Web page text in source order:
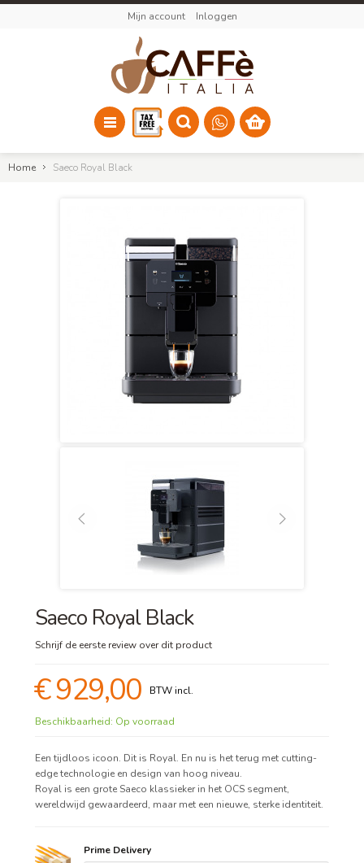
Mijn account Inloggen
Home Saeco Royal Black
Saeco Royal Black
Schrijf de eerste review over dit product
€ 929,00
Beschikbaarheid: Op voorraad
Een tijdloos icoon. Dit is Royal. En nu is het terug met cutting-
edge technologie en design van hoog niveau.
Royal is een grote Saeco klassieker in het OCS segment,
wereldwijd gewaardeerd, maar met een nieuwe, sterke identiteit.
Prime Delivery